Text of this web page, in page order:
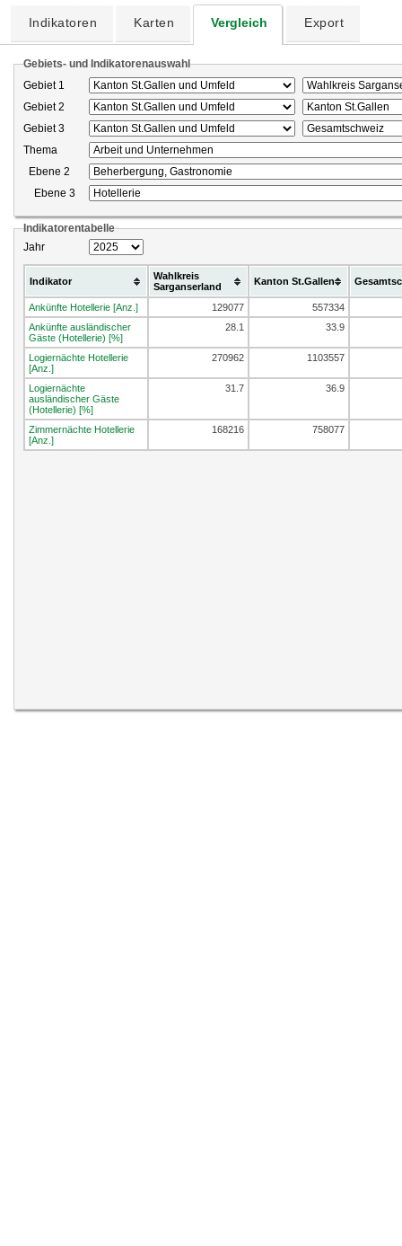
Indikatoren Karten Vergleich Export
Gebiets- und Indikatorenauswahl
Gebiet 1
Gebiet 2
Gebiet 3
Thema
Ebene 2
Ebene 3
Indikatorentabelle
Jahr
Indikator
Wahlkreis
Sarganserland
Kanton St.Gallen
Ankünfte Hotellerie [Anz.] 129077
557334
Ankünfte ausländischer
Gäste (Hotellerie) [%]
28.1 33.9
Logiernächte Hotellerie
[Anz.]
270962 1103557
Logiernächte
ausländischer Gäste
(Hotellerie) [%]
31.7 36.9
Zimmernächte Hotellerie
[Anz.]
168216 758077